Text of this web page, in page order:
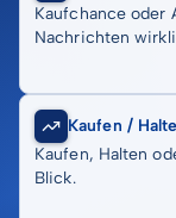
Kaufchance oder
Nachrichten
Kaufen /
Kaufen, Halten
Blick.